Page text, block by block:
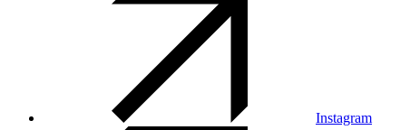
Instagram